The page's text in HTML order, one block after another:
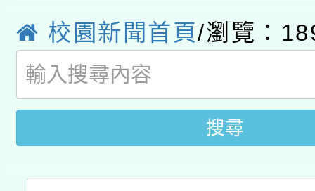
礎課程
A3數位素養講師名單
校園新聞首頁/瀏覽：
搜尋